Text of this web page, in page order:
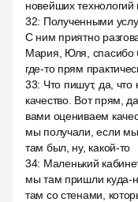
новейших технологий
32: Полученными
С ним приятно
Мария, Юля, спасибо
где-то прям
33: Что пишут, да, что
качество. Вот прям,
вами оцениваем
мы получали, если мы
там был, ну, какой-то
34: Маленький
мы там пришли куда-
там со стенами,